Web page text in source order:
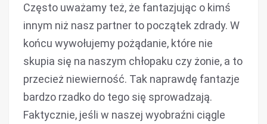
Często uważamy też, że fantazjując o kimś
innym niż nasz partner to początek zdrady. W
końcu wywołujemy pożądanie, które nie
skupia się na naszym chłopaku czy żonie, a to
przecież niewierność. Tak naprawdę fantazje
bardzo rzadko do tego się sprowadzają.
Faktycznie, jeśli w naszej wyobraźni ciągle